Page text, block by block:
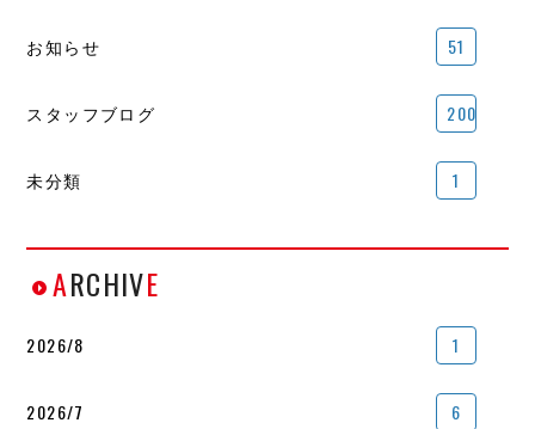
お知らせ 51
スタッフブログ 200
未分類 1
ARCHIVE
2026/8 1
2026/7 6